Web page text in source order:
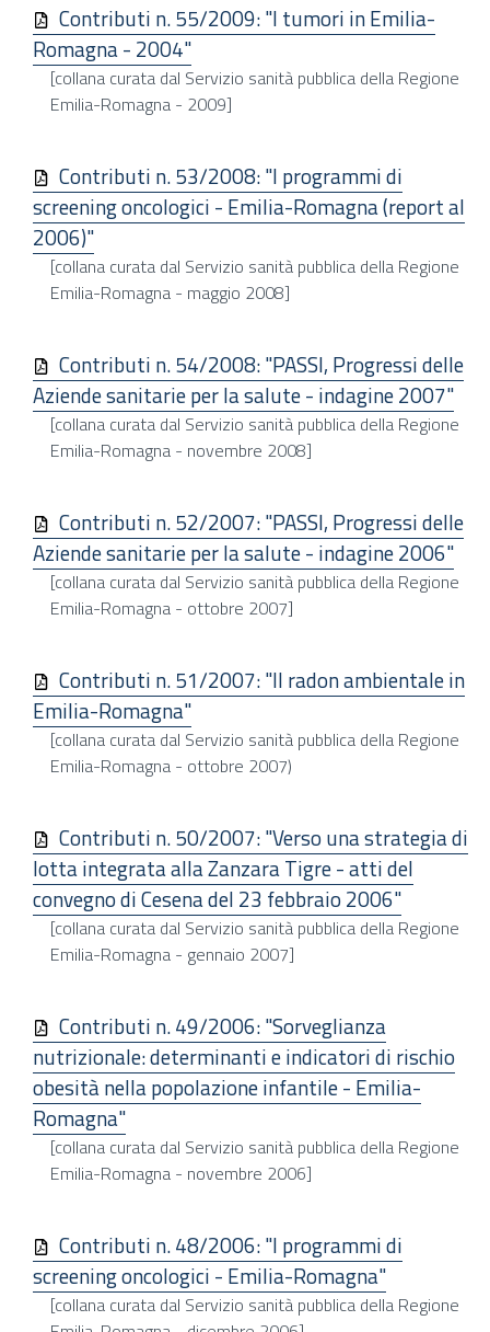
Contributi n. 55/2009: "I tumori in Emilia-
Romagna - 2004"
[collana curata dal Servizio sanità pubblica della Regione
Emilia-Romagna - 2009]
Contributi n. 53/2008: "I programmi di
screening oncologici - Emilia-Romagna (report al
2006)"
[collana curata dal Servizio sanità pubblica della Regione
Emilia-Romagna - maggio 2008]
Contributi n. 54/2008: "PASSI, Progressi delle
Aziende sanitarie per la salute - indagine 2007"
[collana curata dal Servizio sanità pubblica della Regione
Emilia-Romagna - novembre 2008]
Contributi n. 52/2007: "PASSI, Progressi delle
Aziende sanitarie per la salute - indagine 2006"
[collana curata dal Servizio sanità pubblica della Regione
Emilia-Romagna - ottobre 2007]
Contributi n. 51/2007: "Il radon ambientale in
Emilia-Romagna"
[collana curata dal Servizio sanità pubblica della Regione
Emilia-Romagna - ottobre 2007)
Contributi n. 50/2007: "Verso una strategia di
lotta integrata alla Zanzara Tigre - atti del
convegno di Cesena del 23 febbraio 2006"
[collana curata dal Servizio sanità pubblica della Regione
Emilia-Romagna - gennaio 2007]
Contributi n. 49/2006: "Sorveglianza
nutrizionale: determinanti e indicatori di rischio
obesità nella popolazione infantile - Emilia-
Romagna"
[collana curata dal Servizio sanità pubblica della Regione
Emilia-Romagna - novembre 2006]
Contributi n. 48/2006: "I programmi di
screening oncologici - Emilia-Romagna"
[collana curata dal Servizio sanità pubblica della Regione